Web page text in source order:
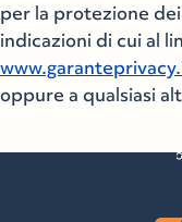
per la protezione
indicazioni di cui al
oppure a qualsiasi